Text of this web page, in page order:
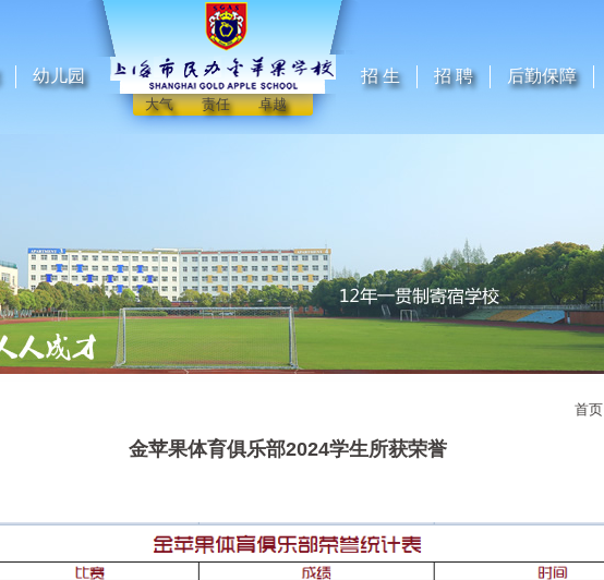
幼儿园
大气 责任 卓越
招 生 招 聘 后勤保障
首页
金苹果体育俱乐部2024学生所获荣誉